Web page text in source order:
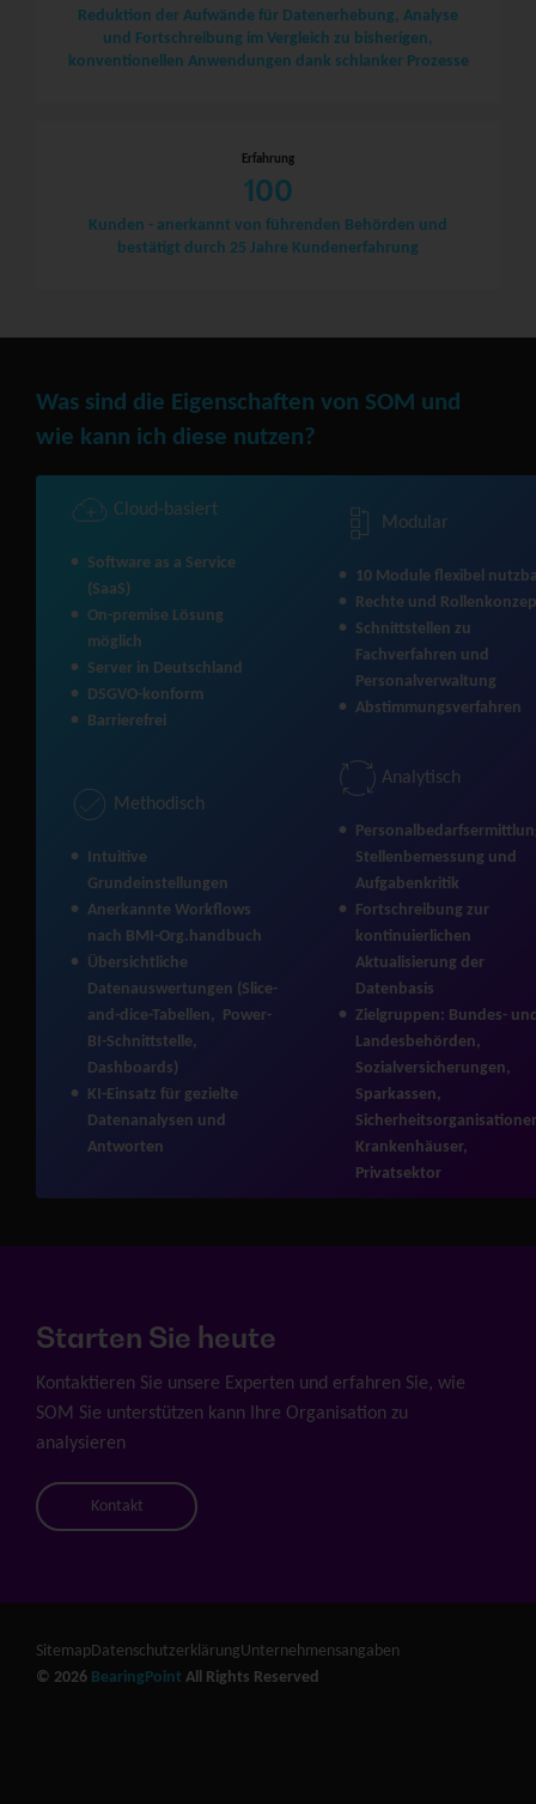
Reduktion der Aufwände für Datenerhebung, Analyse
und Fortschreibung im Vergleich zu bisherigen,
konventionellen Anwendungen dank schlanker Prozesse
Erfahrung
100
Kunden - anerkannt von führenden Behörden und
bestätigt durch 25 Jahre Kundenerfahrung
Was sind die Eigenschaften von SOM und
wie kann ich diese nutzen?
Cloud-basiert
Software as a Service
(SaaS)
On-premise Lösung
möglich
Server in Deutschland
DSGVO-konform
Barrierefrei
Modular
10 Module flexibel
Rechte und
Schnittstellen zu
Fachverfahren und
Personalverwaltung
Abstimmungsverfahren
Methodisch
Intuitive
Grundeinstellungen
Anerkannte Workflows
nach BMI-Org.handbuch
Übersichtliche
Datenauswertungen (Slice-
and-dice-Tabellen, Power-
BI-Schnittstelle,
Dashboards)
KI-Einsatz für gezielte
Datenanalysen und
Antworten
Analytisch
Stellenbemessung und
Aufgabenkritik
Fortschreibung zur
kontinuierlichen
Aktualisierung der
Datenbasis
Zielgruppen: Bundes-
Landesbehörden,
Sozialversicherungen,
Sparkassen,
Krankenhäuser,
Privatsektor
Starten Sie heute
Kontaktieren Sie unsere Experten und erfahren Sie, wie
SOM Sie unterstützen kann Ihre Organisation zu
analysieren
Kontakt
© 2026 BearingPoint All Rights Reserved
SitemapDatenschutzerklärungUnternehmensangaben